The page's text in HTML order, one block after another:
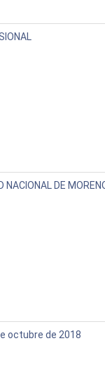
NACIONAL DE
octubre de 2018